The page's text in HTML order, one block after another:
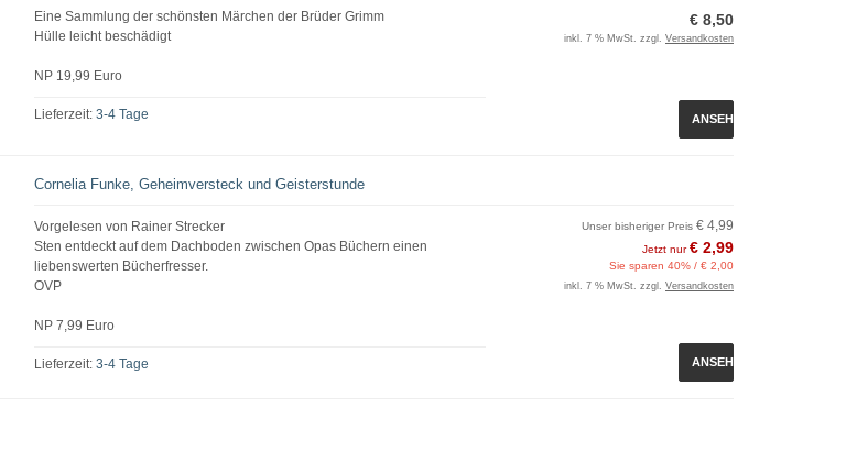
Eine Sammlung der schönsten Märchen der Brüder Grimm
Hülle leicht beschädigt
NP 19,99 Euro
Lieferzeit:3-4 Tage
€ 8,50
inkl. 7 % MwSt. zzgl. Versandkosten
ANSEHEN
Cornelia Funke, Geheimversteck und Geisterstunde
Vorgelesen von Rainer Strecker
Sten entdeckt auf dem Dachboden zwischen Opas Büchern einen
liebenswerten Bücherfresser.
OVP
NP 7,99 Euro
Lieferzeit:3-4 Tage
Unser bisheriger Preis € 4,99
Jetzt nur€ 2,99
Sie sparen 40% / € 2,00
inkl. 7 % MwSt. zzgl. Versandkosten
ANSEHEN